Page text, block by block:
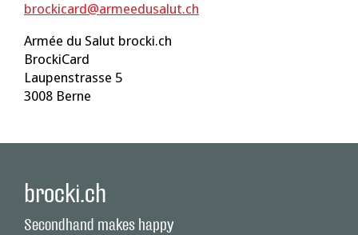
brockicard@armeedusalut.ch
Armée du Salut brocki.ch
BrockiCard
Laupenstrasse 5
3008 Berne
brocki.ch
Secondhand makes happy